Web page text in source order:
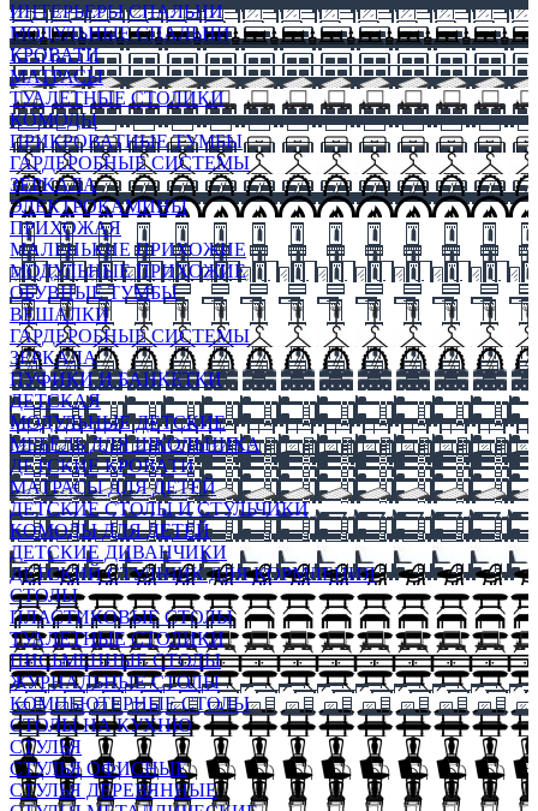
ИНТЕРЬЕРЫ СПАЛЬНИ
МОДУЛЬНЫЕ СПАЛЬНИ
КРОВАТИ
МАТРАСЫ
ТУАЛЕТНЫЕ СТОЛИКИ
КОМОДЫ
ПРИКРОВАТНЫЕ ТУМБЫ
ГАРДЕРОБНЫЕ СИСТЕМЫ
ЗЕРКАЛА
ЭЛЕКТРОКАМИНЫ
ПРИХОЖАЯ
МАЛЕНЬКИЕ ПРИХОЖИЕ
МОДУЛЬНЫЕ ПРИХОЖИЕ
ОБУВНЫЕ ТУМБЫ
ВЕШАЛКИ
ГАРДЕРОБНЫЕ СИСТЕМЫ
ЗЕРКАЛА
ПУФИКИ И БАНКЕТКИ
ДЕТСКАЯ
МОДУЛЬНЫЕ ДЕТСКИЕ
МЕБЕЛЬ ДЛЯ ШКОЛЬНИКА
ДЕТСКИЕ КРОВАТИ
МАТРАСЫ ДЛЯ ДЕТЕЙ
ДЕТСКИЕ СТОЛЫ И СТУЛЬЧИКИ
КОМОДЫ ДЛЯ ДЕТЕЙ
ДЕТСКИЕ ДИВАНЧИКИ
ДЕТСКИЙ СТУЛЬЧИК ДЛЯ КОРМЛЕНИЯ
СТОЛЫ
ПЛАСТИКОВЫЕ СТОЛЫ
ТУАЛЕТНЫЕ СТОЛИКИ
ПИСЬМЕННЫЕ СТОЛЫ
ЖУРНАЛЬНЫЕ СТОЛЫ
КОМПЬЮТЕРНЫЕ СТОЛЫ
СТОЛЫ НА КУХНЮ
СТУЛЬЯ
СТУЛЬЯ ОФИСНЫЕ
СТУЛЬЯ ДЕРЕВЯННЫЕ